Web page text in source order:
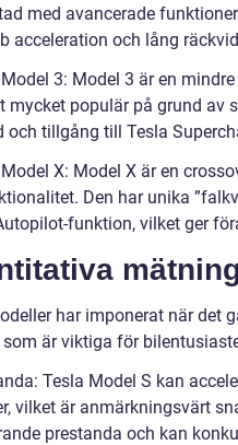
med avancerade
acceleration och lång
3: Model 3 är en
mycket populär på grund av
och tillgång till Tesla
X: Model X är en
Den har unika
funktion, vilket ger
har imponerat när det
är viktiga för
Tesla Model S kan
vilket är anmärkningsvärt
prestanda och kan